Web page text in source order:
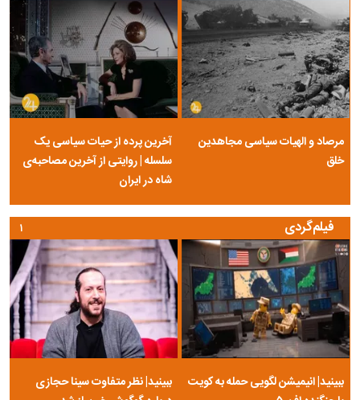
مرصاد و الهیات سیاسی مجاهدین
خلق
آخرین پرده از حیات سیاسی یک
سلسله | روایتی از آخرین مصاحبه‌ی
شاه در ایران
فیلم‌گردی
ببینید| انیمیشن لگویی حمله به کویت
ببینید| نظر متفاوت سینا حجازی
۱